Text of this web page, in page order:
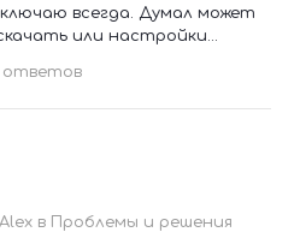
всегда. Думал может
или настройки...
ответов
в
Проблемы и решения